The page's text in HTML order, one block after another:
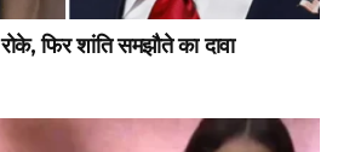
फिर शांति समझौते का दावा